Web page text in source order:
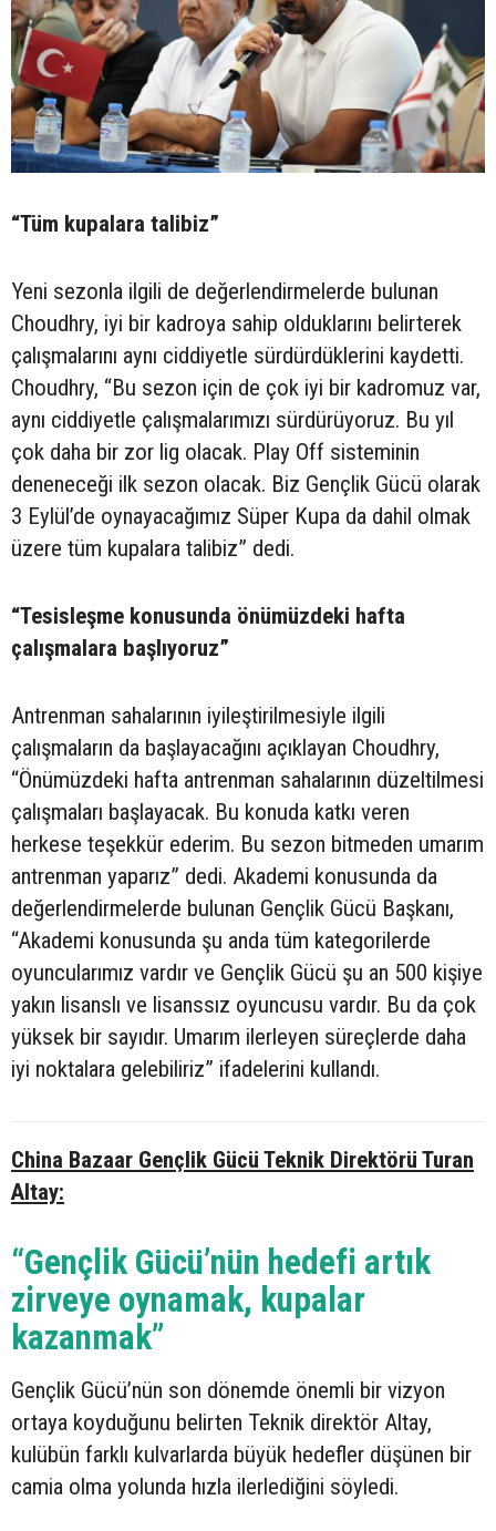
“Tüm kupalara talibiz”
Yeni sezonla ilgili de değerlendirmelerde bulunan
Choudhry, iyi bir kadroya sahip olduklarını belirterek
çalışmalarını aynı ciddiyetle sürdürdüklerini kaydetti.
Choudhry, “Bu sezon için de çok iyi bir kadromuz var,
aynı ciddiyetle çalışmalarımızı sürdürüyoruz. Bu yıl
çok daha bir zor lig olacak. Play Off sisteminin
deneneceği ilk sezon olacak. Biz Gençlik Gücü olarak
3 Eylül’de oynayacağımız Süper Kupa da dahil olmak
üzere tüm kupalara talibiz” dedi.
“Tesisleşme konusunda önümüzdeki hafta
çalışmalara başlıyoruz”
Antrenman sahalarının iyileştirilmesiyle ilgili
çalışmaların da başlayacağını açıklayan Choudhry,
“Önümüzdeki hafta antrenman sahalarının düzeltilmesi
çalışmaları başlayacak. Bu konuda katkı veren
herkese teşekkür ederim. Bu sezon bitmeden umarım
antrenman yaparız” dedi. Akademi konusunda da
değerlendirmelerde bulunan Gençlik Gücü Başkanı,
“Akademi konusunda şu anda tüm kategorilerde
oyuncularımız vardır ve Gençlik Gücü şu an 500 kişiye
yakın lisanslı ve lisanssız oyuncusu vardır. Bu da çok
yüksek bir sayıdır. Umarım ilerleyen süreçlerde daha
iyi noktalara gelebiliriz” ifadelerini kullandı.
China Bazaar Gençlik Gücü Teknik Direktörü Turan
Altay:
“Gençlik Gücü’nün hedefi artık
zirveye oynamak, kupalar
kazanmak”
Gençlik Gücü’nün son dönemde önemli bir vizyon
ortaya koyduğunu belirten Teknik direktör Altay,
kulübün farklı kulvarlarda büyük hedefler düşünen bir
camia olma yolunda hızla ilerlediğini söyledi.